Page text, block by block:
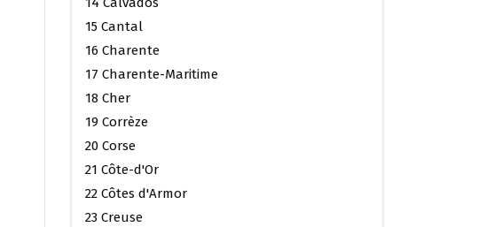
15 Cantal
16 Charente
17 Charente-Maritime
18 Cher
19 Corrèze
20 Corse
21 Côte-d'Or
22 Côtes d'Armor
23 Creuse